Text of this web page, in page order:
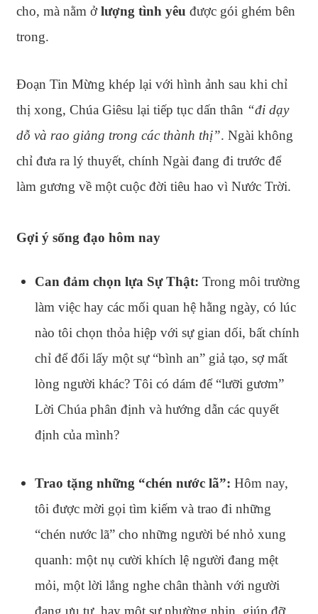
cho, mà nằm ởlượng tình yêu được gói ghém bên
trong.
Đoạn Tin Mừng khép lại với hình ảnh sau khi chỉ
thị xong, Chúa Giêsu lại tiếp tục dấn thân “đi dạy
dỗ và rao giảng trong các thành thị”. Ngài không
chỉ đưa ra lý thuyết, chính Ngài đang đi trước để
làm gương về một cuộc đời tiêu hao vì Nước Trời.
Gợi ý sống đạo hôm nay
Can đảm chọn lựa Sự Thật: Trong môi trường
làm việc hay các mối quan hệ hằng ngày, có lúc
nào tôi chọn thỏa hiệp với sự gian dối, bất chính
chỉ để đổi lấy một sự “bình an” giả tạo, sợ mất
lòng người khác? Tôi có dám để “lưỡi gươm”
Lời Chúa phân định và hướng dẫn các quyết
định của mình?
Trao tặng những “chén nước lã”: Hôm nay,
tôi được mời gọi tìm kiếm và trao đi những
“chén nước lã” cho những người bé nhỏ xung
quanh: một nụ cười khích lệ người đang mệt
mỏi, một lời lắng nghe chân thành với người
đang ưu tư, hay một sự nhường nhịn, giúp đỡ